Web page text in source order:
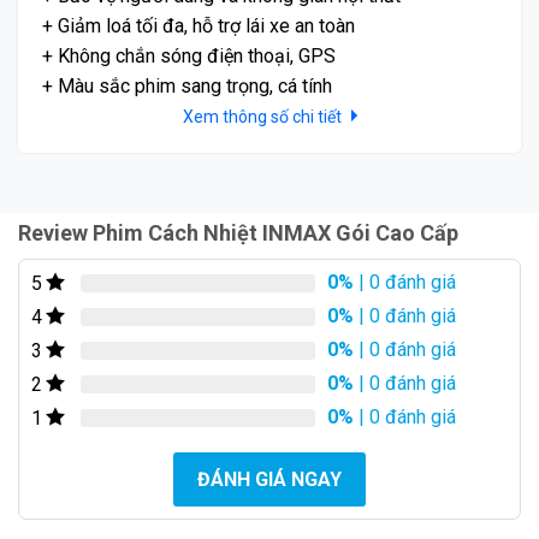
Bảo vệ nội thất xe :
Các chi tiết nội thất trong xe như nhựa, da, vinyl dễ hư
hỏng khi gặp nhiệt độ cao. Phim cách nhiệt giúp bảo
vệ nội thất khỏi tác động xấu từ nhiệt độ, giữ cho nội
thất bền và đẹp.
Tiết kiệm chi phí bảo dưỡng
Vào mùa hè, hệ thống điều hòa của ô tô phải hoạt
động hết công suất, tiêu tốn nhiên liệu và dễ hỏng hóc.
+ Giảm loá tối đa, hỗ trợ lái xe an toàn
+ Không chắn sóng điện thoại, GPS
+ Màu sắc phim sang trọng, cá tính
Xem thông số chi tiết
Review Phim Cách Nhiệt INMAX Gói Cao Cấp
5 0% | 0 đánh giá
4
0% | 0 đánh giá
3
0% | 0 đánh giá
2
0% | 0 đánh giá
1
0% | 0 đánh giá
ĐÁNH GIÁ NGAY